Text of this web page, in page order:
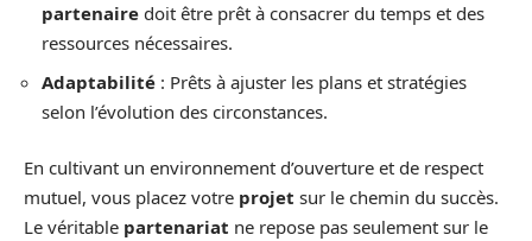
partenaire doit être prêt à consacrer du temps et des
ressources nécessaires.
Adaptabilité : Prêts à ajuster les plans et stratégies
selon l’évolution des circonstances.
En cultivant un environnement d’ouverture et de respect
mutuel, vous placez votre projet sur le chemin du succès.
Le véritable partenariat ne repose pas seulement sur le